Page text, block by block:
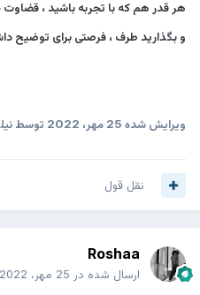
هر قدر هم که با تجربه باشید ، قضاوت
و بگذارید طرف ، فرصتی برای توضیح
ویرایش شده25 مهر، 2022 توسط
نقل قول
Roshaa
ارسال شده در 25 مهر، 2022